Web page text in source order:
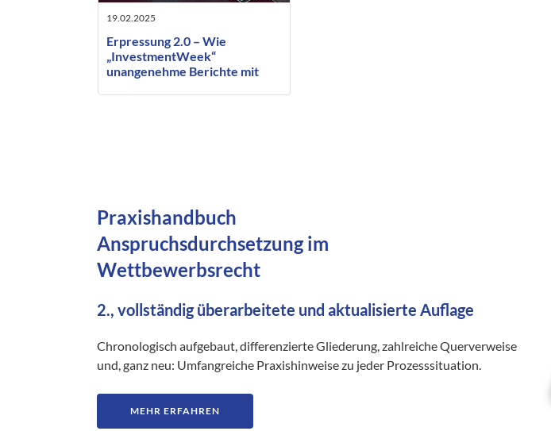
19.02.2025
Erpressung 2.0 – Wie
„InvestmentWeek“
unangenehme Berichte mit
Praxishandbuch
Anspruchsdurchsetzung im
Wettbewerbsrecht
2., vollständig überarbeitete und aktualisierte Auflage
Chronologisch aufgebaut, differenzierte Gliederung, zahlreiche Querverweise
und, ganz neu: Umfangreiche Praxishinweise zu jeder Prozesssituation.
MEHR ERFAHREN